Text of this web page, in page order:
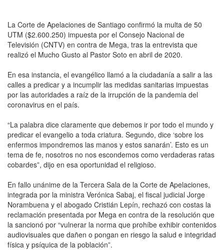
La Corte de Apelaciones de Santiago confirmó la multa de 50
UTM ($2.600.250) impuesta por el Consejo Nacional de
Televisión (CNTV) en contra de Mega, tras la entrevista que
realizó el Mucho Gusto al Pastor Soto en abril de 2020.
En esa instancia, el evangélico llamó a la ciudadanía a salir a las
calles a predicar y a incumplir las medidas sanitarias impuestas
por las autoridades a raíz de la irrupción de la pandemia del
coronavirus en el país.
“La palabra dice claramente que debemos ir por todo el mundo y
predicar el evangelio a toda criatura. Segundo, dice ‘sobre los
enfermos impondremos las manos y estos sanarán’. Esto es un
tema de fe, nosotros no nos escondemos como verdaderas ratas
cobardes”, dijo en esa oportunidad el religioso.
En fallo unánime de la Tercera Sala de la Corte de Apelaciones,
integrada por la ministra Verónica Sabaj, el fiscal judicial Jorge
Norambuena y el abogado Cristián Lepín, rechazó con costas la
reclamación presentada por Mega en contra de la resolución que
la sancionó por “vulnerar la norma que prohíbe exhibir contenidos
audiovisuales que dañen o pongan en riesgo la salud e integridad
física y psíquica de la población”.